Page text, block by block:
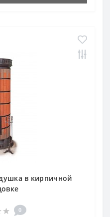
в кирпичной
0